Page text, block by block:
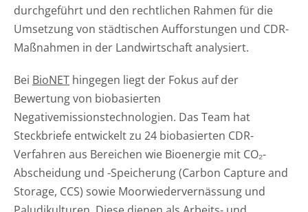
durchgeführt und den rechtlichen Rahmen für die
Umsetzung von städtischen Aufforstungen und CDR-
Maßnahmen in der Landwirtschaft analysiert.
Bei BioNET hingegen liegt der Fokus auf der
Bewertung von biobasierten
Negativemissionstechnologien. Das Team hat
Steckbriefe entwickelt zu 24 biobasierten CDR-
Verfahren aus Bereichen wie Bioenergie mit CO₂-
Abscheidung und -Speicherung (Carbon Capture and
Storage, CCS) sowie Moorwiedervernässung und